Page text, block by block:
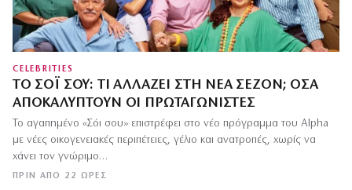
CELEBRITIES
ΤΟ ΣΌΙ ΣΟΥ: ΤΙ ΑΛΛΆΖΕΙ ΣΤΗ ΝΈΑ ΣΕΖΌΝ; ΌΣΑ
ΑΠΟΚΑΛΎΠΤΟΥΝ ΟΙ ΠΡΩΤΑΓΩΝΙΣΤΈΣ
ΠΡΙΝ ΑΠΌ 22 ΏΡΕΣ
Το αγαπημένο «Σόι σου» επιστρέφει στο νέο πρόγραμμα του Alpha
με νέες οικογενειακές περιπέτειες, γέλιο και ανατροπές, χωρίς να
χάνει τον γνώριμο…